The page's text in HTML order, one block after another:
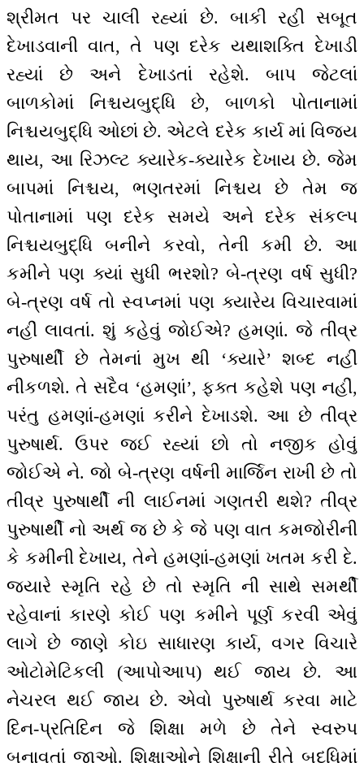
શ્રીમત પર ચાલી રહ્યાં છે. બાકી રહી સબૂત
દેખાડવાની વાત, તે પણ દરેક યથાશક્તિ દેખાડી
રહ્યાં છે અને દેખાડતાં રહેશે. બાપ જેટલાં
બાળકોમાં નિશ્ચયબુદ્ધિ છે, બાળકો પોતાનામાં
નિશ્ચયબુદ્ધિ ઓછાં છે. એટલે દરેક કાર્ય માં વિજય
થાય, આ રિઝલ્ટ ક્યારેક-ક્યારેક દેખાય છે. જેમ
બાપમાં નિશ્ચય, ભણતરમાં નિશ્ચય છે તેમ જ
પોતાનામાં પણ દરેક સમયે અને દરેક સંકલ્પ
નિશ્ચયબુદ્ધિ બનીને કરવો, તેની કમી છે. આ
કમીને પણ ક્યાં સુધી ભરશો? બે-ત્રણ વર્ષ સુધી?
બે-ત્રણ વર્ષ તો સ્વપ્નમાં પણ ક્યારેય વિચારવામાં
નહીં લાવતાં. શું કહેવું જોઈએ? હમણાં. જે તીવ્ર
પુરુષાર્થી છે તેમનાં મુખ થી ‘ક્યારે’ શબ્દ નહીં
નીકળશે. તે સદૈવ ‘હમણાં’, ફક્ત કહેશે પણ નહીં,
પરંતુ હમણાં-હમણાં કરીને દેખાડશે. આ છે તીવ્ર
પુરુષાર્થ. ઉપર જઈ રહ્યાં છો તો નજીક હોવું
જોઈએ ને. જો બે-ત્રણ વર્ષની માર્જિન રાખી છે તો
તીવ્ર પુરુષાર્થી ની લાઈનમાં ગણતરી થશે? તીવ્ર
પુરુષાર્થી નો અર્થ જ છે કે જે પણ વાત કમજોરીની
કે કમીની દેખાય, તેને હમણાં-હમણાં ખતમ કરી દે.
જ્યારે સ્મૃતિ રહે છે તો સ્મૃતિ ની સાથે સમર્થી
રહેવાનાં કારણે કોઈ પણ કમીને પૂર્ણ કરવી એવું
લાગે છે જાણે કોઇ સાધારણ કાર્ય, વગર વિચારે
ઓટોમેટિકલી (આપોઆપ) થઈ જાય છે. આ
નેચરલ થઈ જાય છે. એવો પુરુષાર્થ કરવા માટે
દિન-પ્રતિદિન જે શિક્ષા મળે છે તેને સ્વરુપ
બનાવતાં જાઓ. શિક્ષાઓને શિક્ષાની રીતે બુદ્ધિમાં